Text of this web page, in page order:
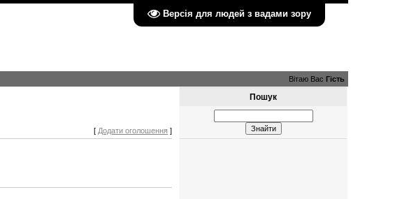
Версія для людей з вадами зору
Вітаю Вас Гість
[ Додати оголошення ]
Пошук